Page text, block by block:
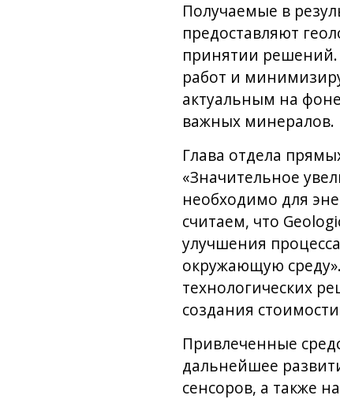
Получаемые в
предоставляют
принятии решений.
работ и
актуальным на
важных минералов.
Глава отдела
«Значительное
необходимо для
считаем, что
улучшения
окружающую
технологических
создания
Привлеченные
дальнейшее
сенсоров, а также